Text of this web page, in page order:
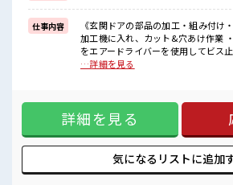
■職場の雰囲気
《男女スタッフさんが活躍中》フォロー体制ば
無料駐車場完備！
休憩室完備！
ロッカー完備！
キレイに整備された働きやす職場です！
仕事内容
《玄関ドアの部品の加工・組み付け
加工機に入れ、カット&穴あけ作業
をエアードライバーを使用してビス
かい備品の組み付け ・完成品の梱包 ■お仕事PR 組立・部品付
プライベートの時間もしっかり確保
り奇抜すぎはNGですが基本的に髪型
へ)☆ 制服アリなのでナニ着ていこう
服通勤OK！ 最初は誰でも未経験ス
UP・ステップUPしていきましょう♪
スもあります！ ■職場の雰囲気 《男女スタッフさんが活躍
…詳細を見る
詳細を見る
気になるリストに追加